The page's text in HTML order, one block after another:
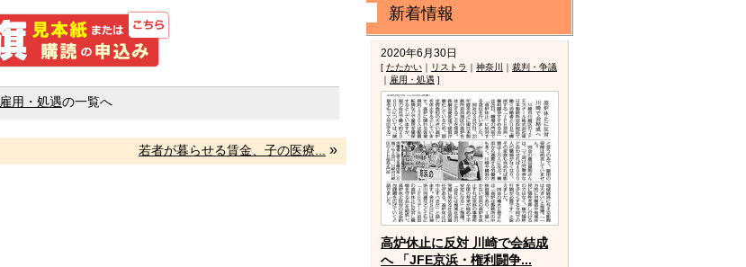
しんぶん赤旗 見本紙または購読の申込み
雇用・処遇の一覧へ
若者が暮らせる賃金、子の医療... »
新着情報
2020年6月30日
[ たたかい ｜ リストラ ｜ 神奈川 ｜ 裁判・争議
｜ 雇用・処遇 ]
高炉休止に反対 川崎で会結成
へ 「JFE京浜・権利闘争...